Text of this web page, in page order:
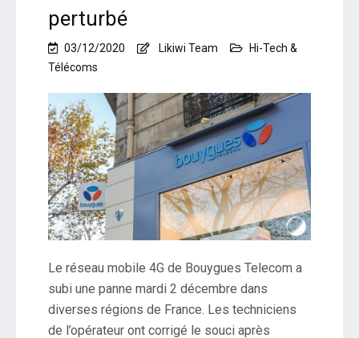
perturbé
03/12/2020 Likiwi Team
Hi-Tech &
Télécoms
Le réseau mobile 4G de Bouygues Telecom a
subi une panne mardi 2 décembre dans
diverses régions de France. Les techniciens
de l’opérateur ont corrigé le souci après